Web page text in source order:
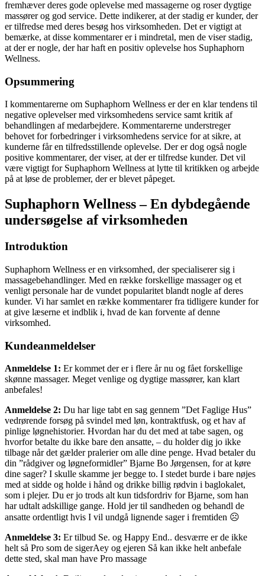
fremhæver deres gode oplevelse med massagerne og roser dygtige
massører og god service. Dette indikerer, at der stadig er kunder, der
er tilfredse med deres besøg hos virksomheden. Det er vigtigt at
bemærke, at disse kommentarer er i mindretal, men de viser stadig,
at der er nogle, der har haft en positiv oplevelse hos Suphaphorn
Wellness.
Opsummering
I kommentarerne om Suphaphorn Wellness er der en klar tendens til
negative oplevelser med virksomhedens service samt kritik af
behandlingen af medarbejdere. Kommentarerne understreger
behovet for forbedringer i virksomhedens service for at sikre, at
kunderne får en tilfredsstillende oplevelse. Der er dog også nogle
positive kommentarer, der viser, at der er tilfredse kunder. Det vil
være vigtigt for Suphaphorn Wellness at lytte til kritikken og arbejde
på at løse de problemer, der er blevet påpeget.
Suphaphorn Wellness – En dybdegående
undersøgelse af virksomheden
Introduktion
Suphaphorn Wellness er en virksomhed, der specialiserer sig i
massagebehandlinger. Med en række forskellige massager og et
venligt personale har de vundet popularitet blandt nogle af deres
kunder. Vi har samlet en række kommentarer fra tidligere kunder for
at give læserne et indblik i, hvad de kan forvente af denne
virksomhed.
Kundeanmeldelser
Anmeldelse 1: Er kommet der er i flere år nu og fået forskellige
skønne massager. Meget venlige og dygtige massører, kan klart
anbefales!
Anmeldelse 2: Du har lige tabt en sag gennem ”Det Faglige Hus”
vedrørende forsøg på svindel med løn, kontraktfusk, og et hav af
pinlige løgnehistorier. Hvordan har du det med at tabe sagen, og
hvorfor betalte du ikke bare den ansatte, – du holder dig jo ikke
tilbage når det gælder pralerier om alle dine penge. Hvad betaler du
din ”rådgiver og løgneformidler” Bjarne Bo Jørgensen, for at køre
dine sager? I skulle skamme jer begge to. I stedet burde i bare nøjes
med at sidde og holde i hånd og drikke billig rødvin i baglokalet,
som i plejer. Du er jo trods alt kun tidsfordriv for Bjarne, som han
har udtalt adskillige gange. Hold jer til sandheden og behandl de
ansatte ordentligt hvis I vil undgå lignende sager i fremtiden ☹
Anmeldelse 3: Er tilbud Se. og Happy End.. desværre er de ikke
helt så Pro som de sigerAey og ejeren Så kan ikke helt anbefale
dette sted, skal man have Pro massage